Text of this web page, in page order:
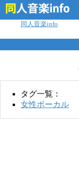
同人音楽info
タグ一覧：
女性ボーカル